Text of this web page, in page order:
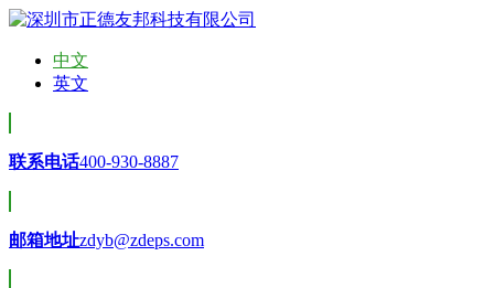
中文
英文
联系电话400-930-8887
邮箱地址zdyb@zdeps.com